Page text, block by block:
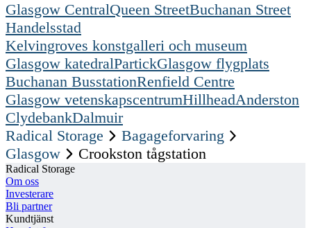
Glasgow CentralQueen StreetBuchanan Street
Handelsstad
Kelvingroves konstgalleri och museum
Glasgow katedralPartickGlasgow flygplats
Buchanan BusstationRenfield Centre
Glasgow vetenskapscentrumHillheadAnderston
ClydebankDalmuir
Radical Storage
Bagageforvaring
Glasgow
Crookston tågstation
Radical Storage
Om oss
Investerare
Bli partner
Kundtjänst